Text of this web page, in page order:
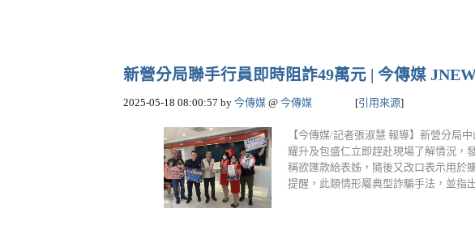
新營分局聯手行員即時阻詐49萬元 | 今傳媒
2025-05-18 08:00:57 by 今傳媒 @ 今傳媒 [引用來源]
【今傳媒/記者張淑慧 報導】新營分局
耀升及包盛仁立即趕赴現場了解情況，
稱欲匯款給表姊，隨後又改口表示用於
提醒，此類情形屬典型詐騙手法，並指